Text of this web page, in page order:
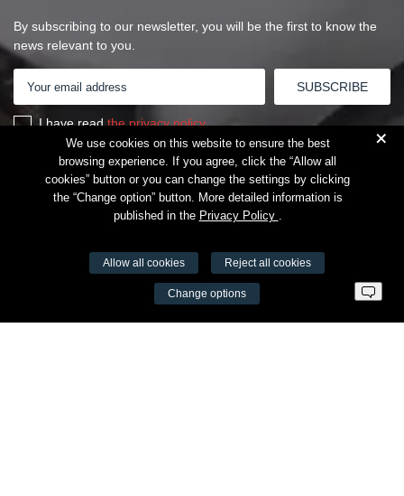
By subscribing to our newsletter, you will be the first to know the
news relevant to you.
I have readthe privacy policy
VŠĮ Fitneso mokymo centras AEROMIX
Entreprise code 300034190
+
We use cookies on this website to ensure the best
browsing experience. If you agree, click the “Allow all
cookies” button or you can change the settings by clicking
the “Change option” button. More detailed information is
published in the Privacy Policy .
Allow all cookies Reject all cookies
Change options